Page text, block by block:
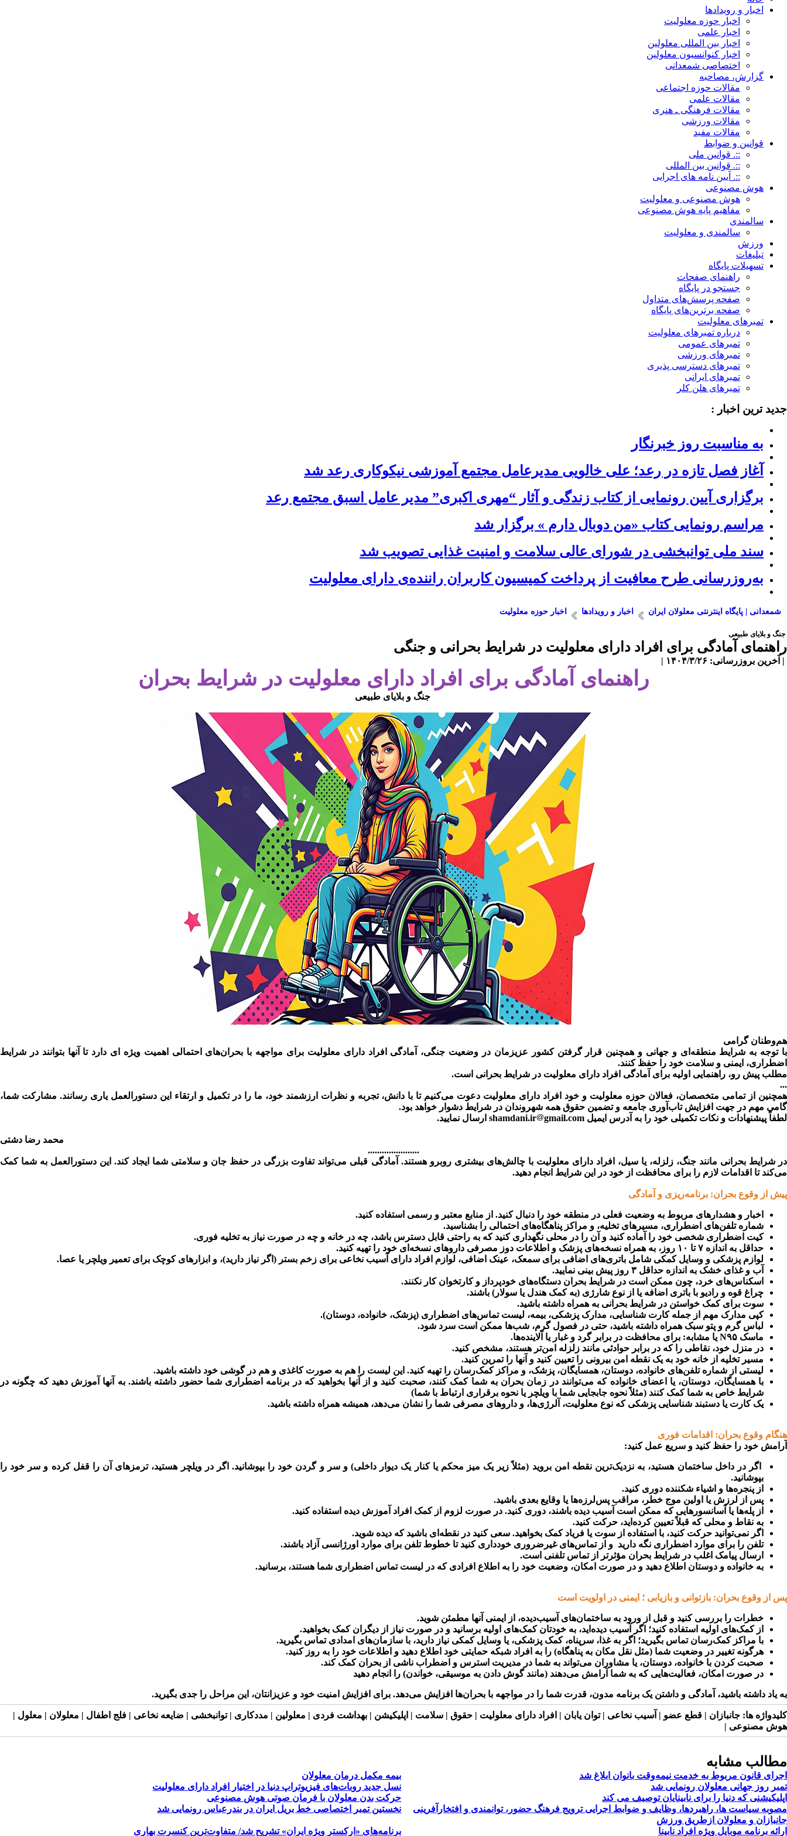
اخبار و رویدادها
اخبار حوزه معلولیت
اخبار علمی
اخبار بین المللی معلولین
اخبار کنوانسیون معلولین
اختصاصی شمعدانی
گزارش، مصاحبه
مقالات حوزه اجتماعی
مقالات علمی
مقالات فرهنگی ـ هنری
مقالات ورزشی
مقالات مفید
قوانین و ضوابط
::. قوانین ملی
::. قوانین بین المللی
::. آیین نامه های اجرایی
هوش مصنوعی
هوش مصنوعی و معلولیت
مفاهیم پایه هوش مصنوعی
سالمندی
سالمندی و معلولیت
ورزش
تبلیغات
تسهیلات پایگاه
راهنمای صفحات
جستجو در پایگاه
صفحه پرسش‌های متداول
صفحه برترین‌های پایگاه
تمبرهای معلولیت
درباره تمبرهای معلولیت
تمبرهای عمومی
تمبرهای ورزشی
تمبرهای دسترسی پذیری
تمبرهای ایرانی
تمبرهای هلن کلر
جدید ترین اخبار :
به مناسبت روز خبرنگار
آغاز فصل تازه در رعد؛ علی خالویی مدیرعامل مجتمع آموزشی نیکوکاری رعد شد
برگزاری آیین رونمایی از کتاب زندگی و آثار “مهری اکبری” مدیر عامل اسبق مجتمع رعد
مراسم رونمایی کتاب «من دوبال دارم » برگزار شد
سند ملی توانبخشی در شورای عالی سلامت و امنیت غذایی تصویب شد
به‌روزرسانی طرح معافیت از پرداخت کمیسیون کاربران راننده‌ی دارای معلولیت
شمعدانی | پایگاه اینترنتی معلولان ایران اخبار و رویدادها اخبار حوزه معلولیت
جنگ و بلایای طبیعی
راهنمای آمادگی برای افراد دارای معلولیت در شرایط بحرانی و جنگی
| آخرین بروزرسانی: ۱۴۰۴/۳/۲۶ |
راهنمای آمادگی برای افراد دارای معلولیت در شرایط بحران
جنگ و بلایای طبیعی
هم‌وطنان گرامی
با توجه به شرایط منطقه‌ای و جهانی و همچنین قرار گرفتن کشور عزیزمان در وضعیت جنگی، آمادگی افراد دارای معلولیت برای مواجهه با بحران‌های احتمالی اهمیت ویژه ای دارد تا آنها بتوانند در شرایط
اضطراری، ایمنی و سلامت خود را حفظ کنند.
مطلب پیش رو، راهنمایی اولیه برای آمادگی افراد دارای معلولیت در شرایط بحرانی است.
...
همچنین از تمامی متخصصان، فعالان حوزه معلولیت و خود افراد دارای معلولیت دعوت می‌کنیم تا با دانش، تجربه و نظرات ارزشمند خود، ما را در تکمیل و ارتقاء این دستورالعمل یاری رسانند. مشارکت شما،
گامی مهم در جهت افزایش تاب‌آوری جامعه و تضمین حقوق همه شهروندان در شرایط دشوار خواهد بود.
لطفاً پیشنهادات و نکات تکمیلی خود را به آدرس ایمیل shamdani.ir gmail.com ارسال نمایید.
محمد رضا دشتی
......................
در شرایط بحرانی مانند جنگ، زلزله، یا سیل، افراد دارای معلولیت با چالش‌های بیشتری روبرو هستند. آمادگی قبلی می‌تواند تفاوت بزرگی در حفظ جان و سلامتی شما ایجاد کند. این دستورالعمل به شما کمک
می‌کند تا اقدامات لازم را برای محافظت از خود در این شرایط انجام دهید.
پیش از وقوع بحران: برنامه‌ریزی و آمادگی
اخبار و هشدارهای مربوط به وضعیت فعلی در منطقه خود را دنبال کنید. از منابع معتبر و رسمی استفاده کنید.
شماره تلفن‌های اضطراری، مسیرهای تخلیه، و مراکز پناهگاه‌های احتمالی را بشناسید.
کیت اضطراری شخصی خود را آماده کنید و آن را در محلی نگهداری کنید که به راحتی قابل دسترس باشد، چه در خانه و چه در صورت نیاز به تخلیه فوری.
حداقل به اندازه ۷ تا ۱۰ روز، به همراه نسخه‌های پزشک و اطلاعات دوز مصرفی داروهای نسخه‌ای خود را تهیه کنید.
لوازم پزشکی و وسایل کمکی شامل باتری‌های اضافی برای سمعک، عینک اضافی، لوازم افراد دارای آسیب نخاعی برای زخم بستر (اگر نیاز دارید)، و ابزارهای کوچک برای تعمیر ویلچر یا عصا.
آب و غذای خشک به اندازه حداقل ۳ روز پیش بینی نمایید.
اسکناس‌های خرد، چون ممکن است در شرایط بحران دستگاه‌های خودپرداز و کارتخوان کار نکنند.
چراغ قوه و رادیو با باتری اضافه یا از نوع شارژی (به کمک هندل یا سولار) باشند.
سوت برای کمک خواستن در شرایط بحرانی به همراه داشته باشید.
کپی مدارک مهم از جمله کارت شناسایی، مدارک پزشکی، بیمه، لیست تماس‌های اضطراری (پزشک، خانواده، دوستان).
لباس گرم و پتو سبک همراه داشته باشید، حتی در فصول گرم، شب‌ها ممکن است سرد شود.
ماسک N۹۵ یا مشابه: برای محافظت در برابر گرد و غبار یا آلاینده‌ها.
در منزل خود، نقاطی را که در برابر حوادثی مانند زلزله امن‌تر هستند، مشخص کنید.
مسیر تخلیه از خانه خود به یک نقطه امن بیرونی را تعیین کنید و آنها را تمرین کنید.
لیستی از شماره تلفن‌های خانواده، دوستان، همسایگان، پزشک، و مراکز کمک‌رسان را تهیه کنید. این لیست را هم به صورت کاغذی و هم در گوشی خود داشته باشید.
با همسایگان، دوستان، یا اعضای خانواده که می‌توانند در زمان بحران به شما کمک کنند، صحبت کنید و از آنها بخواهید که در برنامه اضطراری شما حضور داشته باشند. به آنها آموزش دهید که چگونه در
شرایط خاص به شما کمک کنند (مثلاً نحوه جابجایی شما با ویلچر یا نحوه برقراری ارتباط با شما)
یک کارت یا دستبند شناسایی پزشکی که نوع معلولیت، آلرژی‌ها، و داروهای مصرفی شما را نشان می‌دهد، همیشه همراه داشته باشید.
هنگام وقوع بحران: اقدامات فوری
آرامش خود را حفظ کنید و سریع عمل کنید:
اگر در داخل ساختمان هستید، به نزدیک‌ترین نقطه امن بروید (مثلاً زیر یک میز محکم یا کنار یک دیوار داخلی) و سر و گردن خود را بپوشانید. اگر در ویلچر هستید، ترمزهای آن را قفل کرده و سر خود را
بپوشانید.
از پنجره‌ها و اشیاء شکننده دوری کنید.
پس از لرزش یا اولین موج خطر، مراقب پس‌لرزه‌ها یا وقایع بعدی باشید.
از پله‌ها یا آسانسورهایی که ممکن است آسیب دیده باشند، دوری کنید. در صورت لزوم از کمک افراد آموزش دیده استفاده کنید.
به نقاط و محلی که قبلاً تعیین کرده‌اید، حرکت کنید.
اگر نمی‌توانید حرکت کنید، با استفاده از سوت یا فریاد کمک بخواهید. سعی کنید در نقطه‌ای باشید که دیده شوید.
تلفن را برای موارد اضطراری نگه دارید و از تماس‌های غیرضروری خودداری کنید تا خطوط تلفن برای موارد اورژانسی آزاد باشند.
ارسال پیامک اغلب در شرایط بحران مؤثرتر از تماس تلفنی است.
به خانواده و دوستان اطلاع دهید و در صورت امکان، وضعیت خود را به اطلاع افرادی که در لیست تماس اضطراری شما هستند، برسانید.
پس از وقوع بحران: بازتوانی و بازیابی ؛ ایمنی در اولویت است
خطرات را بررسی کنید و قبل از ورود به ساختمان‌های آسیب‌دیده، از ایمنی آنها مطمئن شوید.
از کمک‌های اولیه استفاده کنید؛ اگر آسیب دیده‌اید، به خودتان کمک‌های اولیه برسانید و در صورت نیاز از دیگران کمک بخواهید.
با مراکز کمک‌رسان تماس بگیرید؛ اگر به غذا، سرپناه، کمک پزشکی، یا وسایل کمکی نیاز دارید، با سازمان‌های امدادی تماس بگیرید.
هرگونه تغییر در وضعیت شما (مثل نقل مکان به پناهگاه) را به افراد شبکه حمایتی خود اطلاع دهید و اطلاعات خود را به روز کنید.
صحبت کردن با خانواده، دوستان، یا مشاوران می‌تواند به شما در مدیریت استرس و اضطراب ناشی از بحران کمک کند.
در صورت امکان، فعالیت‌هایی که به شما آرامش می‌دهند (مانند گوش دادن به موسیقی، خواندن) را انجام دهید
به یاد داشته باشید، آمادگی و داشتن یک برنامه مدون، قدرت شما را در مواجهه با بحران‌ها افزایش می‌دهد. برای افزایش امنیت خود و عزیزانتان، این مراحل را جدی بگیرید.
کلیدواژه ها: جانبازان | قطع عضو | آسیب نخاعی | توان یابان | افراد دارای معلولیت | حقوق | سلامت | اپلیکیشن | بهداشت فردی | معلولین | مددکاری | توانبخشی | ضایعه نخاعی | فلج اطفال | معلولان | معلول |
هوش مصنوعی |
مطالب مشابه
اجرای قانون مربوط به خدمت نیمه‌وقت بانوان ابلاغ شد
بیمه مکمل درمان معلولان
تمبر روز جهانی معلولان رونمایی شد
نسل جدید روبات‌های فیزیوتراپ دنیا در اختیار افراد دارای معلولیت
اپلیکیشنی که دنیا را برای نابینایان توصیف می کند
حرکت بدن معلولان با فرمان صوتی هوش مصنوعی
مصوبه سیاست ها، راهبردها، وظایف و ضوابط اجرایی ترویج فرهنگ حضور، توانمندی و افتخارآفرینی
جانبازان و معلولان ازطریق ورزش
نخستین تمبر اختصاصی خط بریل ایران در بندرعباس رونمایی شد
ارائه برنامه موبایل ویژه افراد نابینا برنامه‌های «ارکستر ویژه ایران» تشریح شد/ متفاوت‌ترین کنسرت بهاری